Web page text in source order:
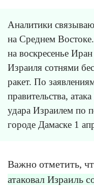
Аналитики
на Среднем
на воскресенье
Израиля сотнями
ракет. По
правительства,
удара Израилем по
городе Дамаске 1
Важно отметить,
атаковал Израиль